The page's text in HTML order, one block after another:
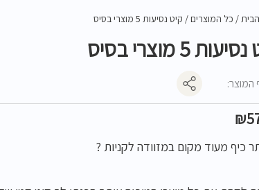
/ כל המוצרים/ קיט נסיעות 5 מוצרי בסיס
5 מוצרי בסיס
המוצר:
₪
כיף מעוד מקום במזוודה לקניות ?